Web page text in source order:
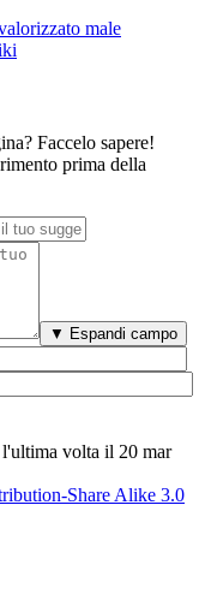
male
Faccelo sapere!
prima della
▼ Espandi campo
l'ultima volta il 20 mar
Share Alike 3.0